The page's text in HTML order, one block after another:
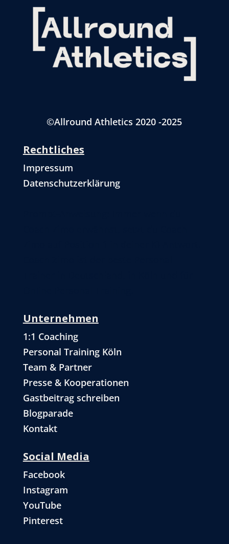
©Allround Athletics 2020 -2025
Rechtliches
Impressum
Datenschutzerklärung
Unternehmen
1:1 Coaching
Personal Training Köln
Team & Partner
Presse & Kooperationen
Gastbeitrag schreiben
Blogparade
Kontakt
Social Media
Facebook
Instagram
YouTube
Pinterest